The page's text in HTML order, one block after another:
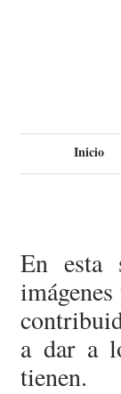
Inicio
En esta
a dar a
tienen.